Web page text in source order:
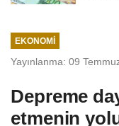
EKONOMI
Yayınlanma: 09
Depreme
etmenin